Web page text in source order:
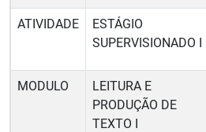
ATIVIDADE
ESTÁGIO
SUPERVISIONADO I
MODULO
LEITURA E
PRODUÇÃO DE
TEXTO I